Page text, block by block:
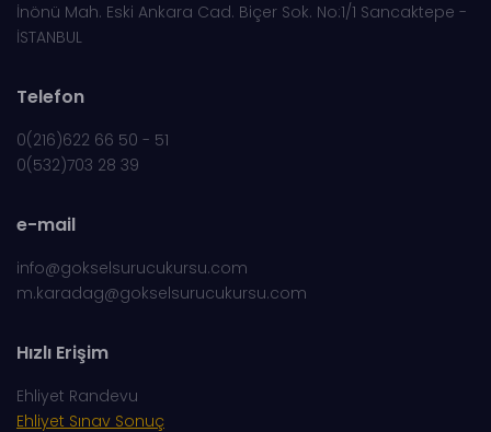
İnönü Mah. Eski Ankara Cad. Biçer Sok. No:1/1 Sancaktepe -
İSTANBUL
Telefon
0(216)622 66 50 - 51
0(532)703 28 39
e-mail
info@gokselsurucukursu.com
m.karadag@gokselsurucukursu.com
Hızlı Erişim
Ehliyet Randevu
Ehliyet Sınav Sonuç